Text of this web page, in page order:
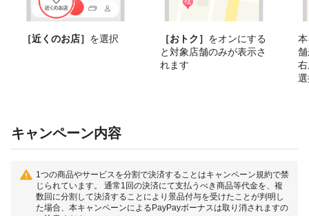
［近くのお店］ を選択 ［おトク］ をオンにする
と対象店舗のみが表示さ
れます
キャンペーン内容
1つの商品やサービスを分割で決済することはキャンペーン規約で禁
じられています。 通常1回の決済にて支払うべき商品等代金を、複
数回に分割して決済することにより景品付与を受けたことが判明し
た場合、本キャンペーンによるPayPayボーナスは取り消されますの